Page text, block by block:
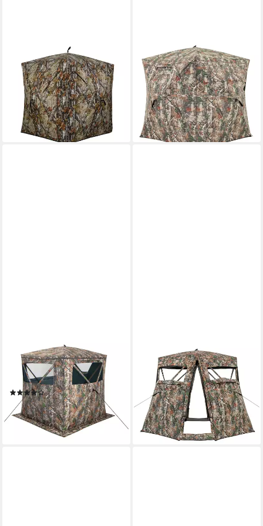
Angelzelt, Personen: 2,
Bodenzelt mit Fenstern,
Sicherheits-Panels
95,99 € UVP135,99 €
-29%
lieferbar - in 3-4 Werktagen bei dir
Angelzelt, Personen: 3,
aufklappbares Jägerzelt, 360°
durchsichtig
115,99 € UVP169,99 €
-32%
lieferbar - in 3-4 Werktagen bei dir
Angelzelt Pop Up Zelt,
Personen: 3, für 2–3
Personen, Camouflage
(1)
104,99 € UVP219,99 €
-52%
lieferbar - in 3-4 Werktagen bei dir
Angelzelt, Personen: 3,
Jagdzelt mit Tragetasche, 249
x 211 x 175 cm
114,99 € UVP 199,99 €
-43%
lieferbar - in 3-4 Werktagen bei dir